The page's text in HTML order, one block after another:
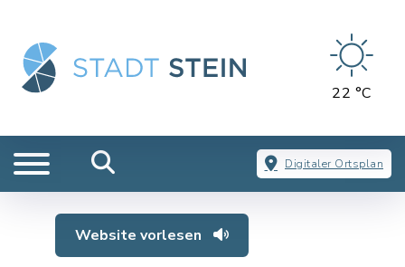
22 °C
Digitaler Ortsplan
Website vorlesen